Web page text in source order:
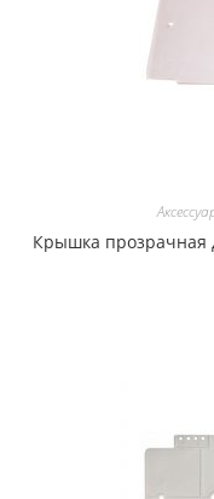
Крышка прозрачная